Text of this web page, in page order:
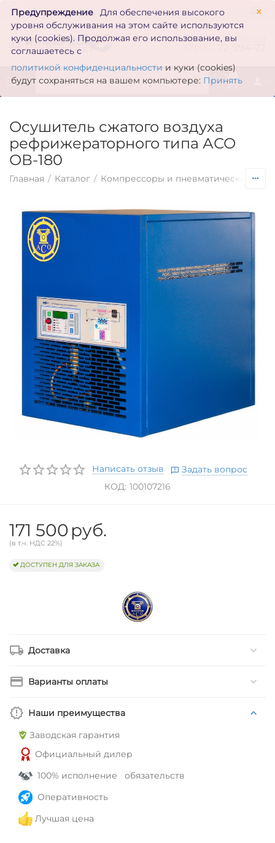
×
Предупреждение
Для обеспечения высокого
уровня обслуживания на этом сайте используются
куки (cookies). Продолжая его использование, вы
соглашаетесь с
политикой конфиденциальности и куки (cookies)
будут сохраняться на вашем компьютере: Принять
zakaz@inmarkon.ru
0
Осушитель сжатого воздуха
рефрижераторного типа АСО
ОВ-180
Главная / Каталог / Компрессоры и пневматическое
Написать отзыв
Задать вопрос
КОД: 100107216
171 500 руб.
(в т.ч. НДС 22%)
ДОСТУПЕН ДЛЯ ЗАКАЗА
Доставка
Варианты оплаты
Наши преимущества
Заводская гарантия
Официальный дилер
100% исполнение обязательств
Оперативность
Лучшая цена